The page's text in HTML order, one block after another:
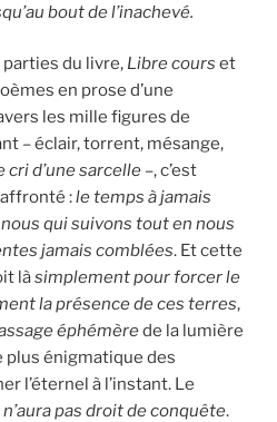
bout de l’inachevé.
du livre, Libre cours et
en prose d’une
les mille figures de
– éclair, torrent, mésange,
cri d’une sarcelle –, c’est
:le temps à jamais
qui suivons tout en nous
jamais comblées. Et cette
làsimplement pour forcer le
la présence de ces terres,
éphémèrede la lumière
plus énigmatique des
l’éternel à l’instant. Le
pas droit de conquête.